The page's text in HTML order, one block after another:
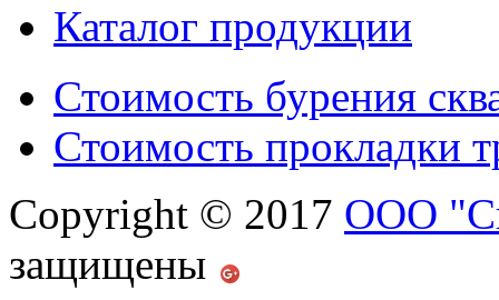
Каталог продукции
Стоимость бурения
Стоимость прокладки
Copyright © 2017 ООО
защищены